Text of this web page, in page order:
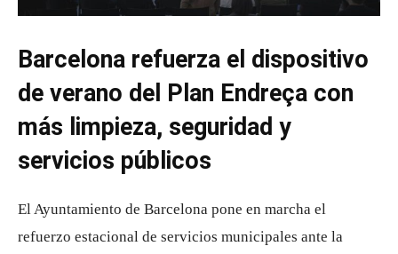
Barcelona refuerza el dispositivo
de verano del Plan Endreça con
más limpieza, seguridad y
servicios públicos
El Ayuntamiento de Barcelona pone en marcha el
refuerzo estacional de servicios municipales ante la